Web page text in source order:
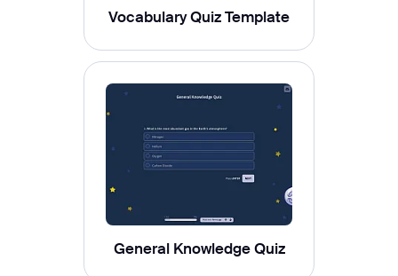
Vocabulary Quiz Template
General Knowledge Quiz